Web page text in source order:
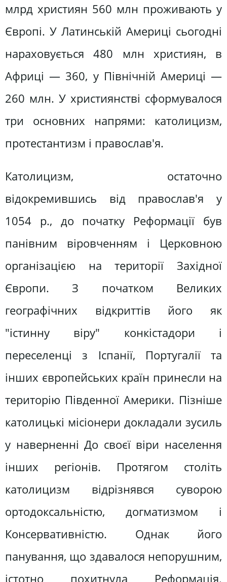
млрд християн 560 млн проживають у
Європі. У Латинській Америці сьогодні
нараховується 480 млн християн, в
Африці — 360, у Північній Америці —
260 млн. У християнстві сформувалося
три основних напрями: католицизм,
протестантизм і православ'я.
Католицизм, остаточно
відокремившись від православ'я у
1054 р., до початку Реформації був
панівним віровченням і Церковною
організацією на території Західної
Європи. З початком Великих
географічних відкриттів його як
"істинну віру" конкістадори і
переселенці з Іспанії, Португалії та
інших європейських країн принесли на
територію Південної Америки. Пізніше
католицькі місіонери докладали зусиль
у наверненні До своєї віри населення
інших регіонів. Протягом століть
католицизм відрізнявся суворою
ортодоксальністю, догматизмом і
Консервативністю. Однак його
панування, що здавалося непорушним,
істотно похитнула Реформація.